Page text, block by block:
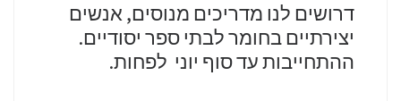
דרושים לנו מדריכים מנוסים, אנשים
יצירתיים בחומר לבתי ספר יסודיים.
ההתחייבות עד סוף יוני לפחות.